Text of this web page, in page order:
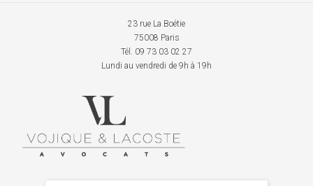
23 rue La Boétie
75008 Paris
Tél. 09 73 03 02 27
Lundi au vendredi de 9h à 19h